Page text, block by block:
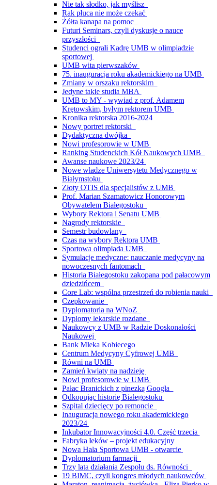
Nie tak słodko, jak myślisz
Rak płuca nie może czekać
Żółta kanapa na pomoc
Futuri Seminars, czyli dyskusje o nauce
przyszłości
Studenci ograli Kadrę UMB w olimpiadzie
sportowej
UMB wita pierwszaków
75. inauguracja roku akademickiego na UMB
Zmiany w orszaku rektorskim
Jedyne takie studia MBA
UMB to MY - wywiad z prof. Adamem
Krętowskim, byłym rektorem UMB
Kronika rektorska 2016-2024
Nowy portret rektorski
Dydaktyczna dwójka
Nowi profesorowie w UMB
Ranking Studenckich Kół Naukowych UMB
Awanse naukowe 2023/24
Nowe władze Uniwersytetu Medycznego w
Białymstoku
Złoty OTIS dla specjalistów z UMB
Prof. Marian Szamatowicz Honorowym
Obywatelem Białegostoku
Wybory Rektora i Senatu UMB
Nagrody rektorskie
Semestr budowlany
Czas na wybory Rektora UMB
Sportowa olimpiada UMB
Symulacje medyczne: nauczanie medycyny na
nowoczesnych fantomach
Historia Białegostoku zakopana pod pałacowym
dziedzińcem
Core Lab: wspólna przestrzeń do robienia nauki
Czepkowanie
Dyplomatoria na WNoZ
Dyplomy lekarskie rozdane
Naukowcy z UMB w Radzie Doskonałości
Naukowej
Bank Mleka Kobiecego
Centrum Medycyny Cyfrowej UMB
Równi na UMB
Zamień kwiaty na nadzieję
Nowi profesorowie w UMB
Pałac Branickich z pinezką Googla
Odkopując historię Białegostoku
Szpital dziecięcy po remoncie
Inauguracja nowego roku akademickiego
2023/24
Inkubator Innowacyjności 4.0. Część trzecia
Fabryka leków – projekt edukacyjny
Nowa Hala Sportowa UMB - otwarcie
Dyplomatorium farmacji
Trzy lata działania Zespołu ds. Równości
19 BIMC, czyli kongres młodych naukowców